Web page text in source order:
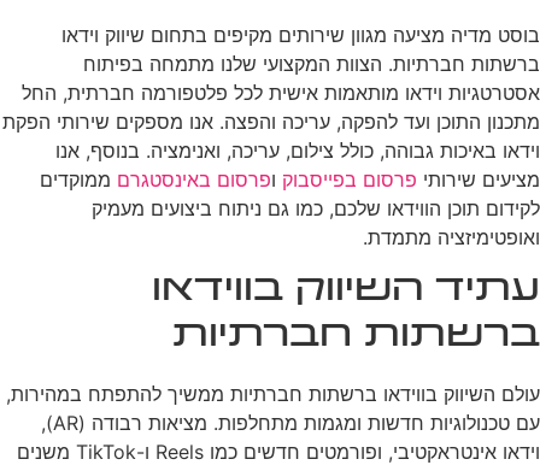
בוסט מדיה מציעה מגוון שירותים מקיפים בתחום שיווק וידאו
ברשתות חברתיות. הצוות המקצועי שלנו מתמחה בפיתוח
אסטרטגיות וידאו מותאמות אישית לכל פלטפורמה חברתית, החל
מתכנון התוכן ועד להפקה, עריכה והפצה. אנו מספקים שירותי הפקת
וידאו באיכות גבוהה, כולל צילום, עריכה, ואנימציה. בנוסף, אנו
מציעים שירותי פרסום בפייסבוק ופרסום באינסטגרם ממוקדים
לקידום תוכן הווידאו שלכם, כמו גם ניתוח ביצועים מעמיק
ואופטימיזציה מתמדת.
עתיד השיווק בווידאו
ברשתות חברתיות
עולם השיווק בווידאו ברשתות חברתיות ממשיך להתפתח במהירות,
עם טכנולוגיות חדשות ומגמות מתחלפות. מציאות רבודה (AR),
וידאו אינטראקטיבי, ופורמטים חדשים כמו Reels ו-TikTok משנים